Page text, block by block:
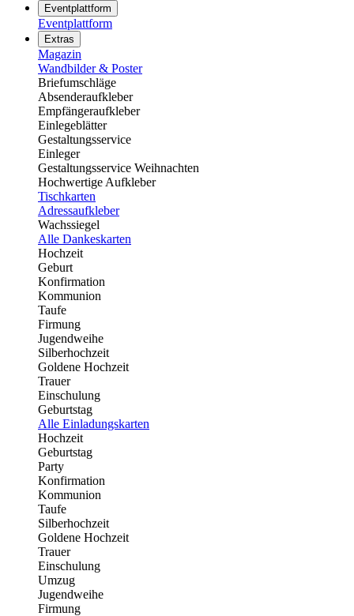
Eventplattform
Eventplattform
Extras
Magazin
Wandbilder & Poster
Briefumschläge
Absenderaufkleber
Empfängeraufkleber
Einlegeblätter
Gestaltungsservice
Einleger
Gestaltungsservice Weihnachten
Hochwertige Aufkleber
Tischkarten
Adressaufkleber
Wachssiegel
Alle Dankeskarten
Hochzeit
Geburt
Konfirmation
Kommunion
Taufe
Firmung
Jugendweihe
Silberhochzeit
Goldene Hochzeit
Trauer
Einschulung
Geburtstag
Alle Einladungskarten
Hochzeit
Geburtstag
Party
Konfirmation
Kommunion
Taufe
Silberhochzeit
Goldene Hochzeit
Trauer
Einschulung
Umzug
Jugendweihe
Firmung